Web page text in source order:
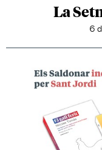
La
6